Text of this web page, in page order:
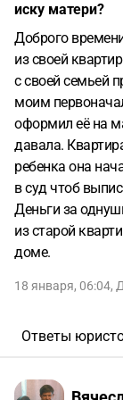
иску матери?
Доброго
из своей
с своей семьей
моим
оформил её на
давала.
ребенка она
в суд чтоб
Деньги за
из старой
доме.
18 января, 06:04,
Ответы